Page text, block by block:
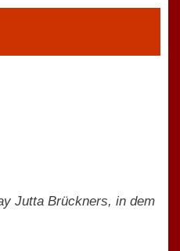
Jutta Brückners, in dem